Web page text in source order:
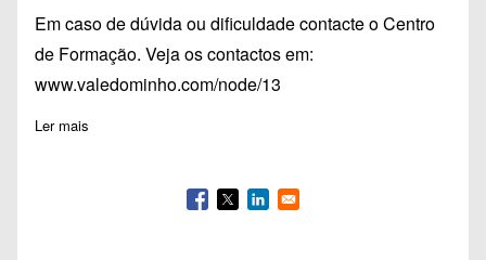
Em caso de dúvida ou dificuldade contacte o Centro
de Formação. Veja os contactos em:
www.valedominho.com/node/13
Ler mais